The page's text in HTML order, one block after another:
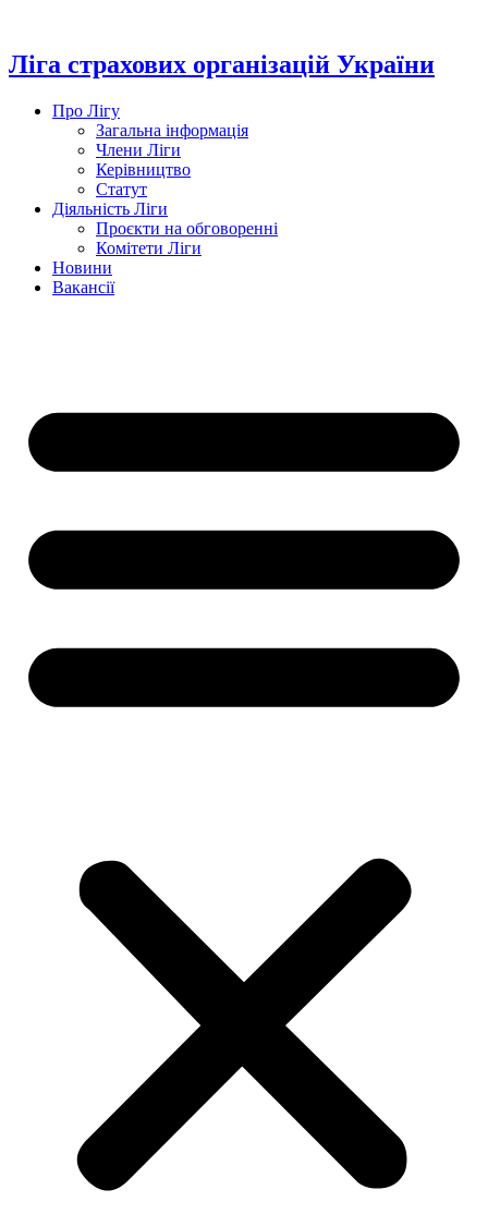
вмісту
Ліга страхових організацій України
Про Лігу
Загальна інформація
Члени Ліги
Керівництво
Статут
Діяльність Ліги
Проєкти на обговоренні
Комітети Ліги
Новини
Вакансії